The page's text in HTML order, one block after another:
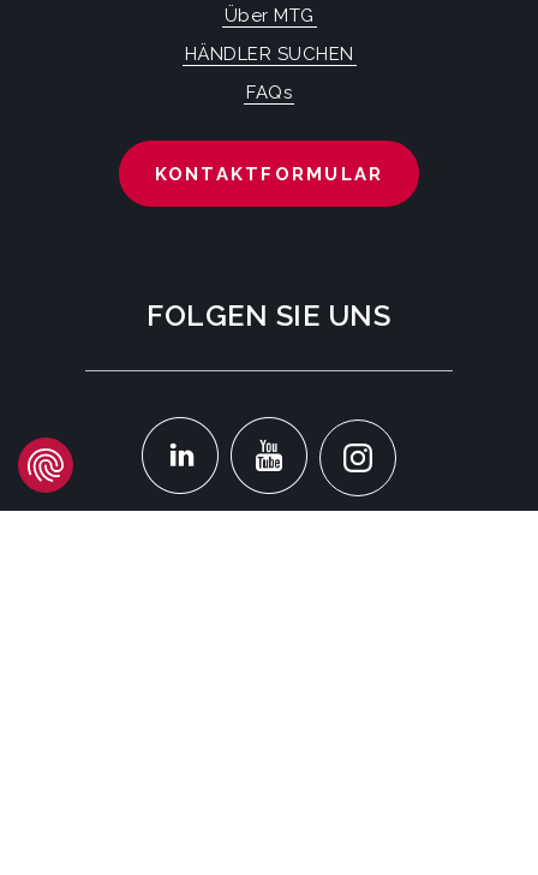
Über MTG
HÄNDLER SUCHEN
FAQs
KONTAKTFORMULAR
FOLGEN SIE UNS